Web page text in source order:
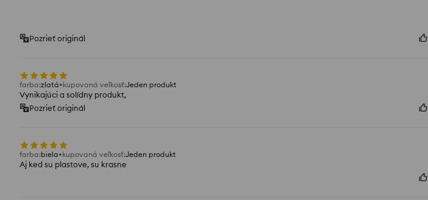
Pozrieť originál
farba:zlatá kupovaná veľkosť:Jeden produkt
Vynikajúci a solídny produkt,
Pozrieť originál
farba:biela kupovaná veľkosť:Jeden produkt
Aj ked su plastove, su krasne